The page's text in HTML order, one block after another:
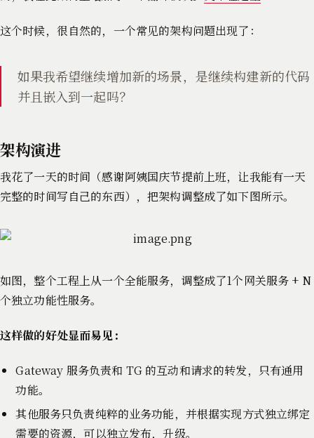
这个时候，很自然的，一个常见的架构问题出现了：
如果我希望继续增加新的场景，是继续构建新的代码
并且嵌入到一起吗？
架构演进
我花了一天的时间（感谢阿姨国庆节提前上班，让我能有一天
完整的时间写自己的东西），把架构调整成了如下图所示。
如图，整个工程上从一个全能服务，调整成了1个网关服务 + N
个独立功能性服务。
这样做的好处显而易见：
Gateway 服务负责和 TG 的互动和请求的转发，只有通用
功能。
其他服务只负责纯粹的业务功能，并根据实现方式独立绑定
需要的资源，可以独立发布，升级。